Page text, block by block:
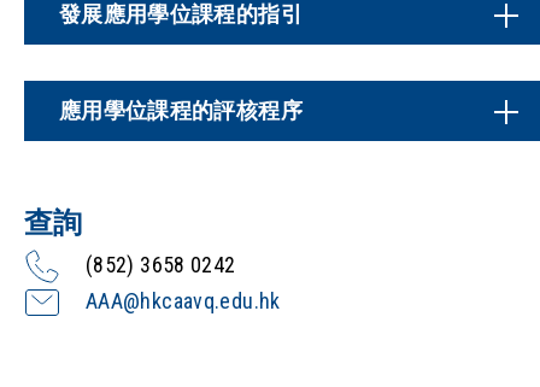
發展應用學位課程的指引
應用學位課程的評核程序
查詢
(852) 3658 0242
AAA@hkcaavq.edu.hk